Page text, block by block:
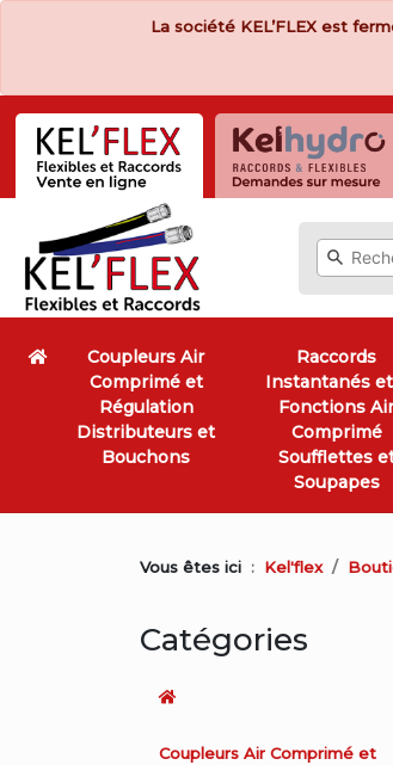
La société KEL’FLEX est
Coupleurs Air
Comprimé et
Régulation
Distributeurs et
Bouchons
Raccords
Instantanés
Fonctions
Comprimé
Soufflettes
Soupapes
Vous êtes ici Kel'flex
Catégories
Coupleurs Air Comprimé et